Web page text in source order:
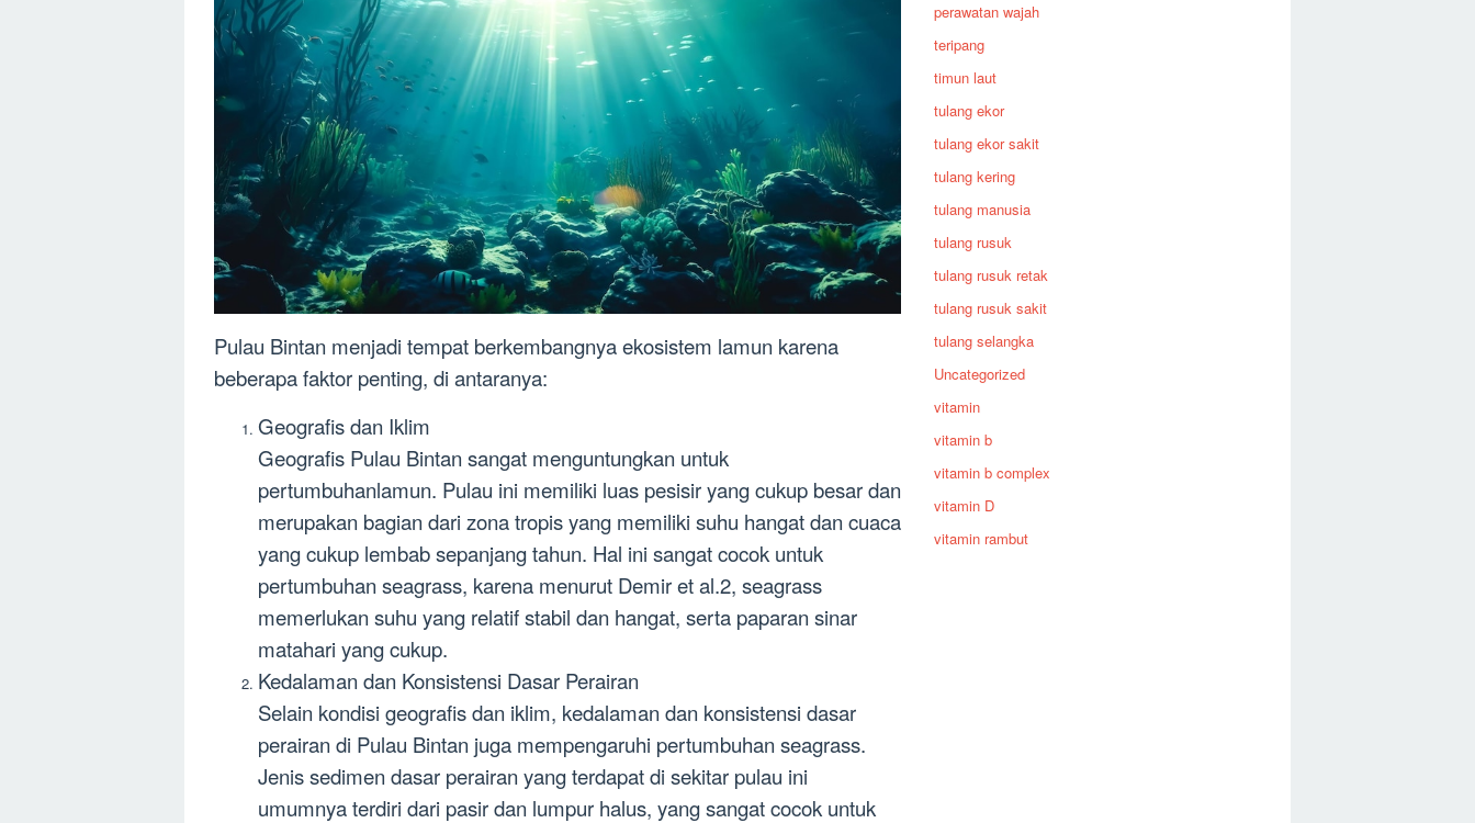
Pulau Bintan menjadi tempat berkembangnya ekosistem lamun karena
beberapa faktor penting, di antaranya:
Geografis dan Iklim
Geografis Pulau Bintan sangat menguntungkan untuk
pertumbuhanlamun. Pulau ini memiliki luas pesisir yang cukup besar dan
merupakan bagian dari zona tropis yang memiliki suhu hangat dan cuaca
yang cukup lembab sepanjang tahun. Hal ini sangat cocok untuk
pertumbuhan seagrass, karena menurut Demir et al.2, seagrass
memerlukan suhu yang relatif stabil dan hangat, serta paparan sinar
matahari yang cukup.
Kedalaman dan Konsistensi Dasar Perairan
Selain kondisi geografis dan iklim, kedalaman dan konsistensi dasar
perairan di Pulau Bintan juga mempengaruhi pertumbuhan seagrass.
Jenis sedimen dasar perairan yang terdapat di sekitar pulau ini
umumnya terdiri dari pasir dan lumpur halus, yang sangat cocok untuk
perawatan wajah
teripang
timun laut
tulang ekor
tulang ekor sakit
tulang kering
tulang manusia
tulang rusuk
tulang rusuk retak
tulang rusuk sakit
tulang selangka
Uncategorized
vitamin
vitamin b
vitamin b complex
vitamin D
vitamin rambut